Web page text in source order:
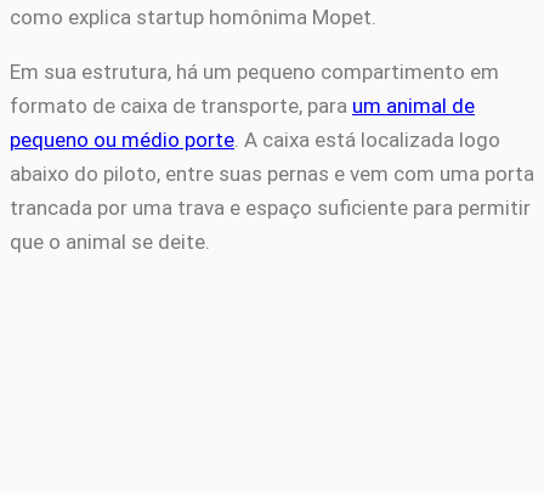
como explica startup homônima Mopet.
Em sua estrutura, há um pequeno compartimento em
formato de caixa de transporte, para um animal de
pequeno ou médio porte. A caixa está localizada logo
abaixo do piloto, entre suas pernas e vem com uma porta
trancada por uma trava e espaço suficiente para permitir
que o animal se deite.